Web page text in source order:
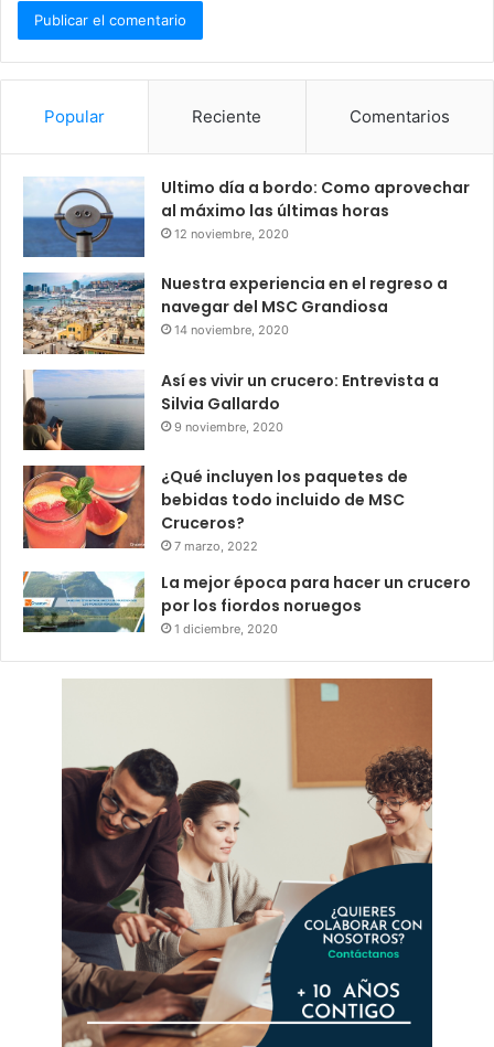
Popular Reciente Comentarios
Ultimo día a bordo: Como aprovechar
al máximo las últimas horas
12 noviembre, 2020
Nuestra experiencia en el regreso a
navegar del MSC Grandiosa
14 noviembre, 2020
Así es vivir un crucero: Entrevista a
Silvia Gallardo
9 noviembre, 2020
¿Qué incluyen los paquetes de
bebidas todo incluido de MSC
Cruceros?
7 marzo, 2022
La mejor época para hacer un crucero
por los fiordos noruegos
1 diciembre, 2020